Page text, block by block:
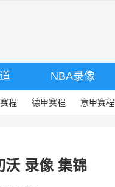
NBA录像
程 德甲赛程 意甲赛程
沃 录像 集锦